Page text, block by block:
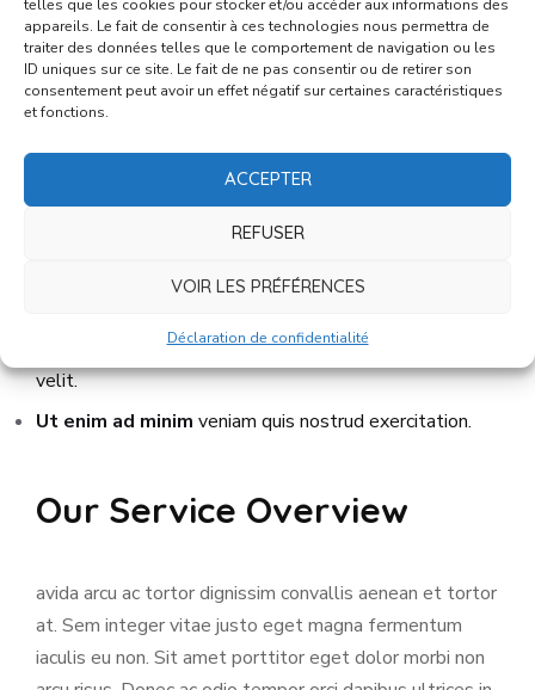
telles que les cookies pour stocker et/ou accéder aux informations des
appareils. Le fait de consentir à ces technologies nous permettra de
traiter des données telles que le comportement de navigation ou les
ID uniques sur ce site. Le fait de ne pas consentir ou de retirer son
consentement peut avoir un effet négatif sur certaines caractéristiques
et fonctions.
ACCEPTER
REFUSER
VOIR LES PRÉFÉRENCES
Déclaration de confidentialité
Experience
sagittis nisl rhoncus. Sagittis nis quis rhoncus velit
eleifend quam mattis rhoncus urna.
Duis aute irure dolorin reprehenderit in voluptate
velit.
Ut enim ad minim veniam quis nostrud exercitation.
Our Service Overview
avida arcu ac tortor dignissim convallis aenean et tortor
at. Sem integer vitae justo eget magna fermentum
iaculis eu non. Sit amet porttitor eget dolor morbi non